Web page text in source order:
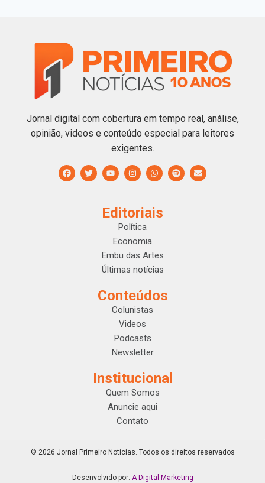
Jornal digital com cobertura em tempo real, análise,
opinião, videos e conteúdo especial para leitores
exigentes.
Editoriais
Política
Economia
Embu das Artes
Últimas notícias
Conteúdos
Colunistas
Videos
Podcasts
Newsletter
Institucional
Quem Somos
Anuncie aqui
Contato
© 2026 Jornal Primeiro Notícias. Todos os direitos reservados
Desenvolvido por: A Digital Marketing